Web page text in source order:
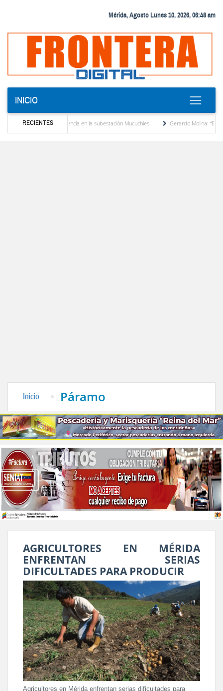
Mérida, Agosto Lunes 10, 2026, 06:48 am
INICIO
RECIENTES
de potencia en la subestación Mucuchies
Gerardo Molina: “El
Inicio Páramo
AGRICULTORES EN MÉRIDA
ENFRENTAN SERIAS
DIFICULTADES PARA PRODUCIR
Agricultores en Mérida enfrentan serias dificultades para